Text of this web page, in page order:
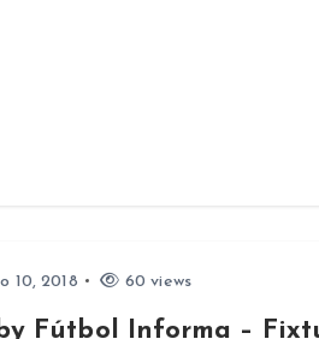
10, 2018 60 views
Fútbol Informa –